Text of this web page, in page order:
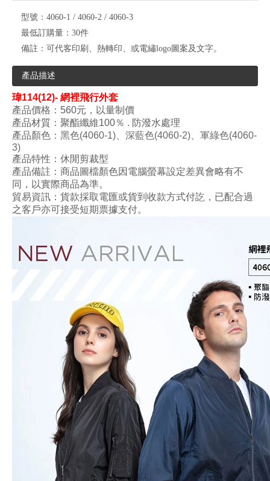
型號： 4060-1 / 4060-2 / 4060-3
最低訂購量： 30件
備註： 可代客印刷、熱轉印、或電繡logo圖案及文字。
產品描述
瑋114(12)- 網裡飛行外套
產品價格：560元，以量制價
產品材質： 聚酯纖維100％ . 防潑水處理
產品顏色 ：黑色(4060-1)、 深藍色(4060-2) 軍綠色(4060-
3)
產品特性： 休閒剪裁型
產品備註：商品圖檔顏色因電腦螢幕設定差異會略有不
同，以實際商品為準。
貿易資訊：貨款採取電匯或貨到收款方式付訖，已配合過
之客戶亦可接受短期票據支付。